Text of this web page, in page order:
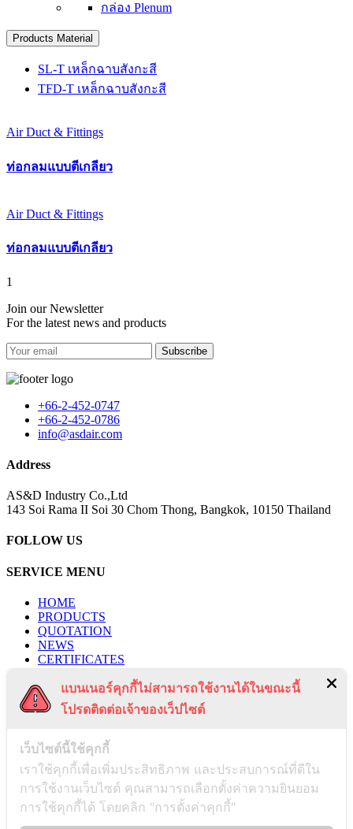
กล่อง Plenum
Products Material
SL-T เหล็กฉาบสังกะสี
TFD-T เหล็กฉาบสังกะสี
Air Duct & Fittings
ท่อกลมแบบตีเกลียว
Air Duct & Fittings
ท่อกลมแบบตีเกลียว
1
Join our Newsletter
For the latest news and products
Subscribe
+66-2-452-0747
+66-2-452-0786
info@asdair.com
Address
AS&D Industry Co.,Ltd
143 Soi Rama II Soi 30 Chom Thong, Bangkok, 10150 Thailand
FOLLOW US
SERVICE MENU
HOME
PRODUCTS
QUOTATION
NEWS
CERTIFICATES
CONTACT US
PRIVACY POLICY
TERMS & CONDITIONS
RECENT POSTS
Payment Notification
แบนเนอร์คุกกี้ไม่สามารถใช้งานได้ในขณะนี้
โปรดติดต่อเจ้าของเว็ปไซต์
เว็บไซต์นี้ใช้คุกกี้
เราใช้คุกกี้เพื่อเพิ่มประสิทธิภาพ และประสบการณ์ที่ดีใน
การใช้งานเว็บไซต์ คุณสามารถเลือกตั้งค่าความยินยอม
การใช้คุกกี้ได้ โดยคลิก "การตั้งค่าคุกกี้"